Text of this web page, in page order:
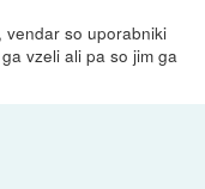
vendar so uporabniki
vzeli ali pa so jim ga